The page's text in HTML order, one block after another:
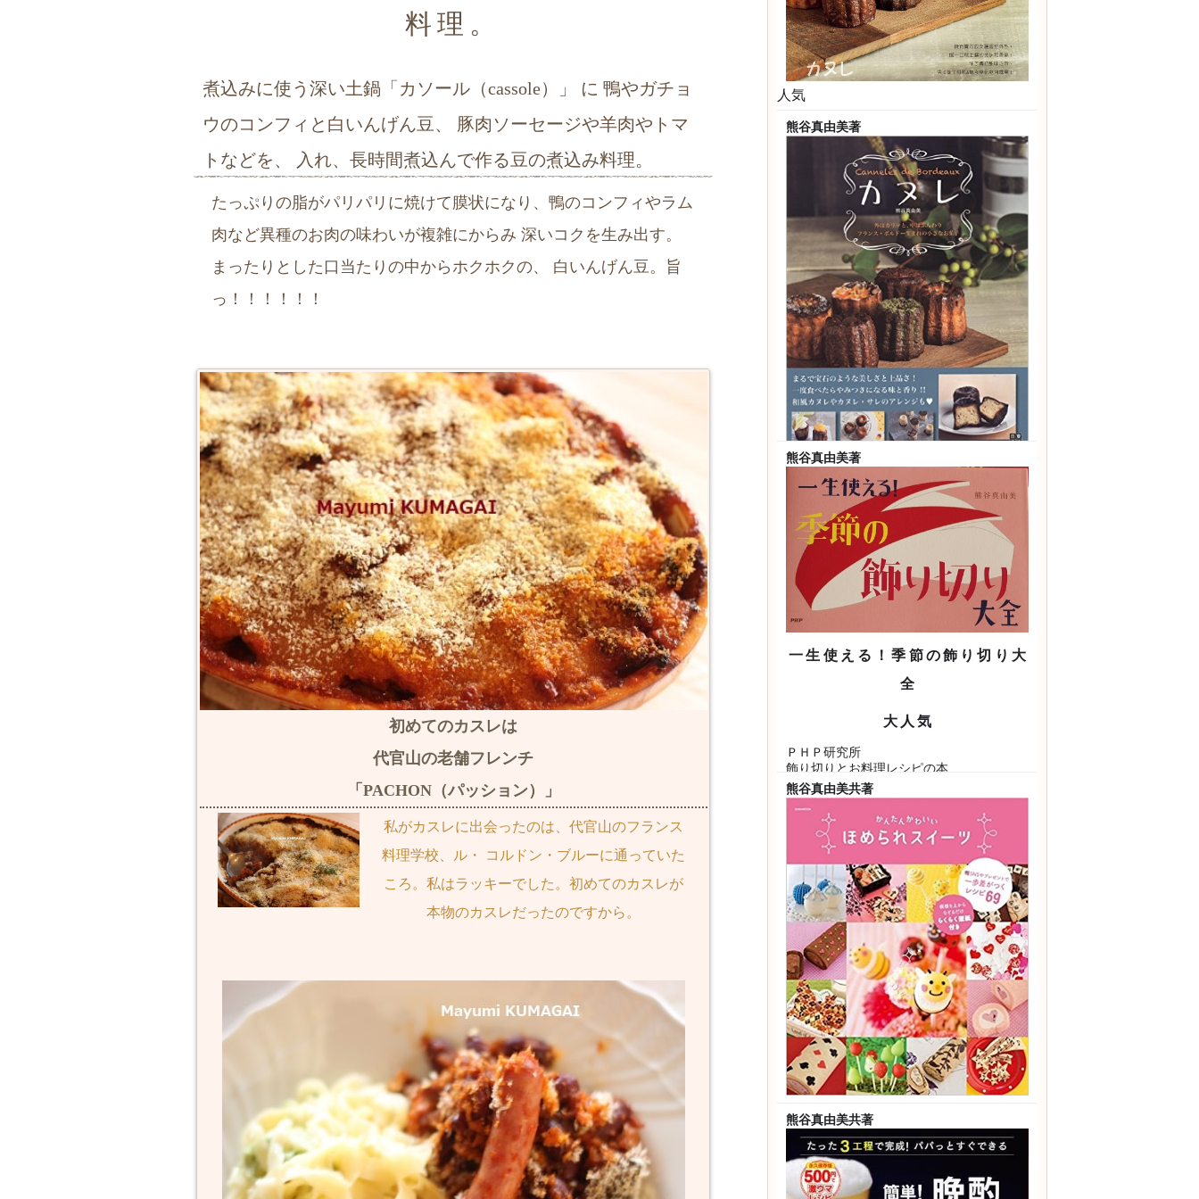
料理。
煮込みに使う深い土鍋「カソール（cassole）」 に 鴨やガチョ
ウのコンフィと白いんげん豆、 豚肉ソーセージや羊肉やトマ
トなどを、 入れ、長時間煮込んで作る豆の煮込み料理。
たっぷりの脂がパリパリに焼けて膜状になり、鴨のコンフィやラム
肉など異種のお肉の味わいが複雑にからみ 深いコクを生み出す。
まったりとした口当たりの中からホクホクの、 白いんげん豆。旨
っ！！！！！！
初めてのカスレは
代官山の老舗フレンチ
「PACHON（パッション）」
私がカスレに出会ったのは、代官山のフランス
料理学校、ル・ コルドン・ブルーに通っていた
ころ。私はラッキーでした。初めてのカスレが
本物のカスレだったのですから。
カヌレ可露麗
フランスの郷土菓子の本
ISBN9784528021082
2016/09
人気
熊谷真由美著
カヌレ
フランスの郷土菓子の本
日本語 ISBN9784528021082
2016/09
熊谷真由美著
一生使える！季節の飾り切り大
全
大人気
ＰＨＰ研究所
飾り切りとお料理レシピの本
日本語 ISBN978-4-569-83318-7
2016/08
熊谷真由美共著
ほめられスイーツ
2016/09
英和出版
プリントクッキーとデコロールケーキの特
熊谷真由美共著